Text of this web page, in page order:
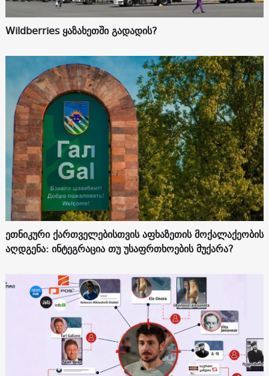
Wildberries ყაზახეთში გადადის?
ეთნიკური ქართველებისთვის აფხაზეთის მოქალაქეობის
აღდგენა: ინტეგრაცია თუ უსაფრთხოების მუქარა?